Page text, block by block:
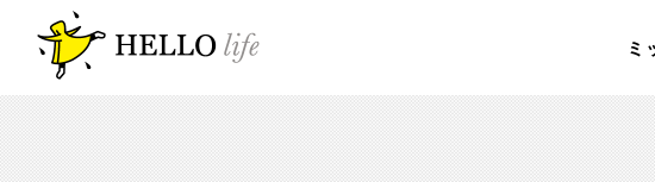
ミ